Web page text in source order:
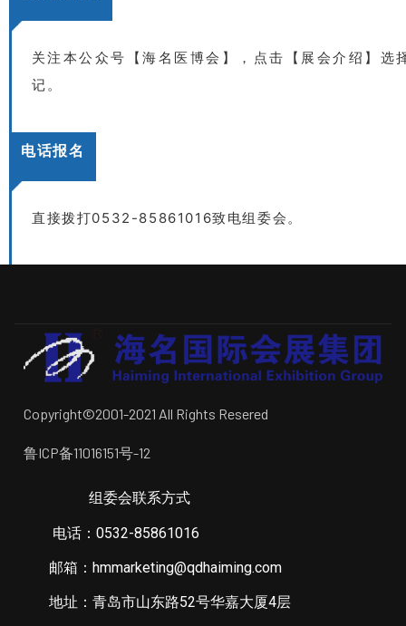
关注本公众号【海名医博会】，点击【展会介绍】选
记。
电话报名
直接拨打0532-85861016致电组委会。
Copyright©2001-2021 All Rights Resered
鲁ICP备11016151号-12
组委会联系方式
电话：0532-85861016
邮箱：hmmarketing@qdhaiming.com
地址：青岛市山东路52号华嘉大厦4层